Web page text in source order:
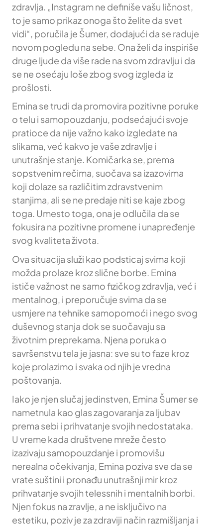
zdravlja. „Instagram ne definiše vašu ličnost,
to je samo prikaz onoga što želite da svet
vidi“, poručila je Šumer, dodajući da se raduje
novom pogledu na sebe. Ona želi da inspiriše
druge ljude da više rade na svom zdravlju i da
se ne osećaju loše zbog svog izgleda iz
prošlosti.
Emina se trudi da promovira pozitivne poruke
o telu i samopouzdanju, podsećajući svoje
pratioce da nije važno kako izgledate na
slikama, već kakvo je vaše zdravlje i
unutrašnje stanje. Komičarka se, prema
sopstvenim rečima, suočava sa izazovima
koji dolaze sa različitim zdravstvenim
stanjima, ali se ne predaje niti se kaje zbog
toga. Umesto toga, ona je odlučila da se
fokusira na pozitivne promene i unapređenje
svog kvaliteta života.
Ova situacija služi kao podsticaj svima koji
možda prolaze kroz slične borbe. Emina
ističe važnost ne samo fizičkog zdravlja, već i
mentalnog, i preporučuje svima da se
usmjere na tehnike samopomoći i nego svog
duševnog stanja dok se suočavaju sa
životnim preprekama. Njena poruka o
savršenstvu tela je jasna: sve su to faze kroz
koje prolazimo i svaka od njih je vredna
poštovanja.
Iako je njen slučaj jedinstven, Emina Šumer se
nametnula kao glas zagovaranja za ljubav
prema sebi i prihvatanje svojih nedostataka.
U vreme kada društvene mreže često
izazivaju samopouzdanje i promovišu
nerealna očekivanja, Emina poziva sve da se
vrate suštini i pronađu unutrašnji mir kroz
prihvatanje svojih telessnih i mentalnih borbi.
Njen fokus na zravlje, a ne isključivo na
estetiku, poziv je za zdraviji način razmišljanja i